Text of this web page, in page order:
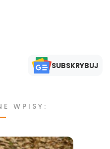
SUBSKRYBUJ
WPISY: